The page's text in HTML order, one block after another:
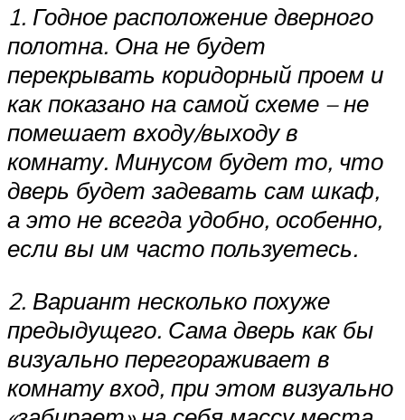
1. Годное расположение дверного
полотна. Она не будет
перекрывать коридорный проем и
как показано на самой схеме – не
помешает входу/выходу в
комнату. Минусом будет то, что
дверь будет задевать сам шкаф,
а это не всегда удобно, особенно,
если вы им часто пользуетесь.
2. Вариант несколько похуже
предыдущего. Сама дверь как бы
визуально перегораживает в
комнату вход, при этом визуально